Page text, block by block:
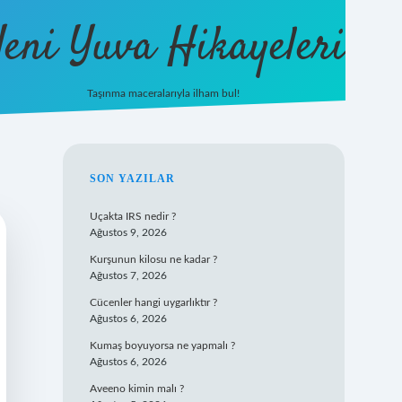
Yuva Hikayeleri
Taşınma maceralarıyla ilham bul!
SIDEBAR
SON YAZILAR
Uçakta IRS nedir ?
Ağustos 9, 2026
Kurşunun kilosu ne kadar ?
Ağustos 7, 2026
Cücenler hangi uygarlıktır ?
Ağustos 6, 2026
Kumaş boyuyorsa ne yapmalı ?
Ağustos 6, 2026
Aveeno kimin malı ?